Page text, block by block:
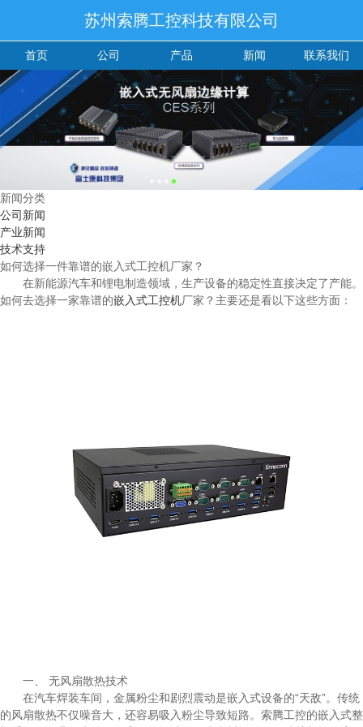
苏州索腾工控科技有限公司
首页 公司 产品 新闻 联系我们
新闻分类
公司新闻
产业新闻
技术支持
如何选择一件靠谱的嵌入式工控机厂家？
在新能源汽车和锂电制造领域，生产设备的稳定性直接决定了产能。
如何去选择一家靠谱的嵌入式工控机厂家？主要还是看以下这些方面：
一、 无风扇散热技术
在汽车焊装车间，金属粉尘和剧烈震动是嵌入式设备的“天敌”。传统
的风扇散热不仅噪音大，还容易吸入粉尘导致短路。索腾工控的嵌入式整